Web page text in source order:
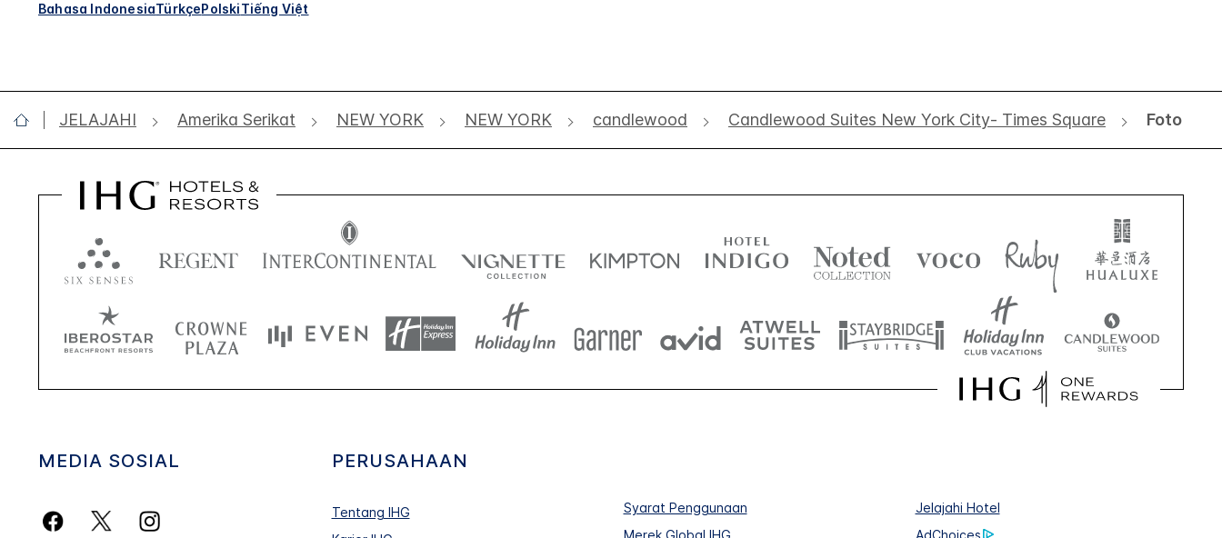
Bahasa IndonesiaTürkçePolskiTiếng Việt
JELAJAHI Amerika Serikat NEW YORK NEW YORK candlewood Candlewood Suites New York City- Times Square Foto
MEDIA SOSIAL PERUSAHAAN
Tentang IHG
Syarat Penggunaan
Merek Global IHG
Jelajahi Hotel
AdChoices